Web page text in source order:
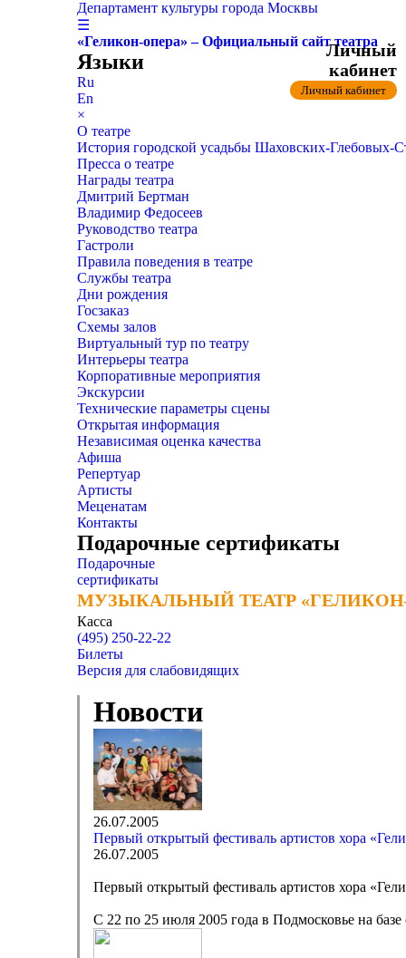
Департамент культуры города Москвы
☰
«Геликон-опера» – Официальный сайт театра
Языки
Ru
En
×
О театре
История городской усадьбы Шаховских-
Пресса о театре
Награды театра
Дмитрий Бертман
Владимир Федосеев
Руководство театра
Гастроли
Правила поведения в театре
Службы театра
Дни рождения
Госзаказ
Схемы залов
Виртуальный тур по театру
Интерьеры театра
Корпоративные мероприятия
Экскурсии
Технические параметры сцены
Открытая информация
Независимая оценка качества
Афиша
Репертуар
Артисты
Меценатам
Контакты
Подарочные сертификаты
Подарочные
сертификаты
МУЗЫКАЛЬНЫЙ ТЕАТР
МУЗЫКАЛЬНЫЙ ТЕАТР
Касса
(495) 250-22-22
Личный
кабинет
Личный кабинет
Билеты
Версия для слабовидящих
Новости
26.07.2005
Первый открытый фестиваль артистов хора
26.07.2005
Первый открытый фестиваль артистов хора
С 22 по 25 июля 2005 года в Подмосковье на